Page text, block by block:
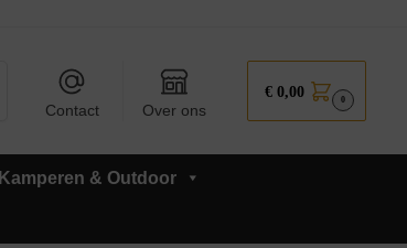
Contact Over ons
€ 0,00 0
Kamperen & Outdoor